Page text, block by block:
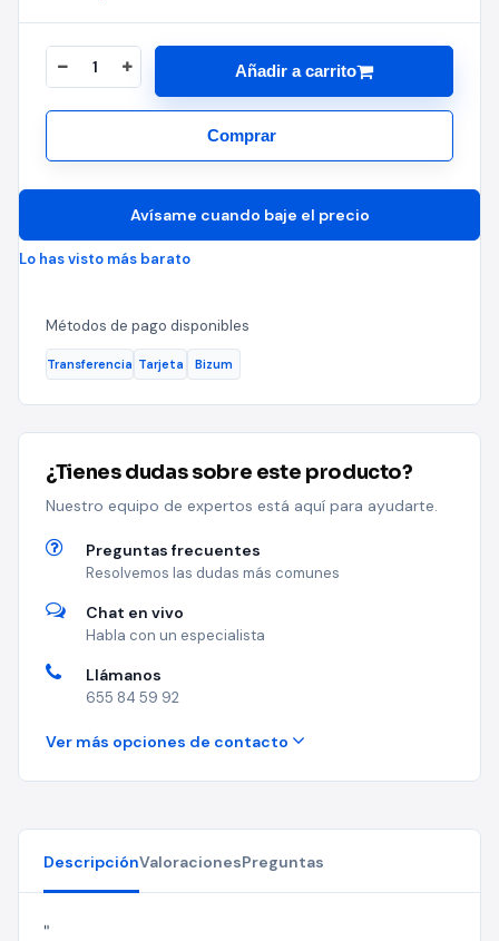
Añadir a carrito
Comprar
Avísame cuando baje el precio
Lo has visto más barato
Métodos de pago disponibles
Transferencia Tarjeta Bizum
¿Tienes dudas sobre este producto?
Nuestro equipo de expertos está aquí para ayudarte.
Preguntas frecuentes
Resolvemos las dudas más comunes
Chat en vivo
Habla con un especialista
Llámanos
655 84 59 92
Ver más opciones de contacto
DescripciónValoracionesPreguntas
"